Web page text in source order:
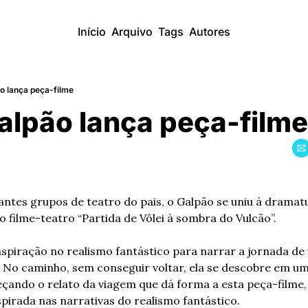
Início Arquivo Tags Autores
lança peça-filme
lança peça-filme
grupos de teatro do pais, o Galpão se uniu à
filme-teatro “Partida de Vôlei à sombra do Vulcão”.
no realismo fantástico para narrar a jornada de
caminho, sem conseguir voltar, ela se descobre em
o relato da viagem que dá forma a esta peça-
nas narrativas do realismo fantástico.